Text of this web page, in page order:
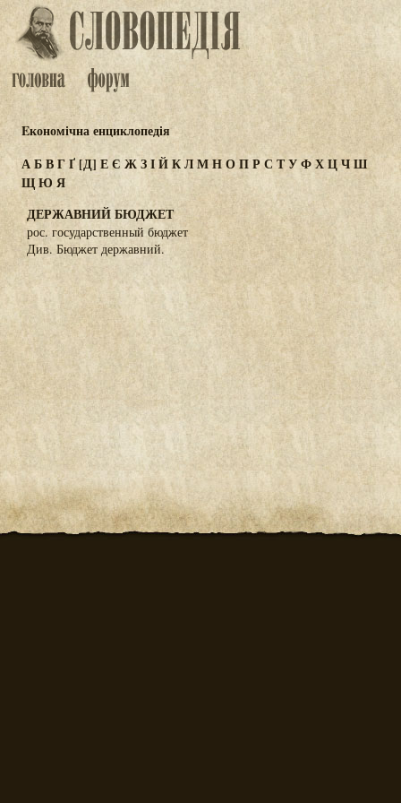
Eкономічна енциклопедія
АБВГҐ[Д] ЕЄ ЖЗІЙКЛМНОПР С ТУФХЦЧШ
ЩЮ Я
ДЕРЖАВНИЙ БЮДЖЕТ
рос. государственный бюджет
Див. Бюджет державний.